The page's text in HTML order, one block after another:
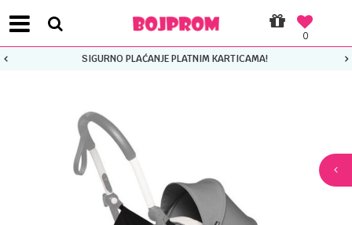
0
SIGURNO PLAĆANJE PLATNIM KARTICAMA!